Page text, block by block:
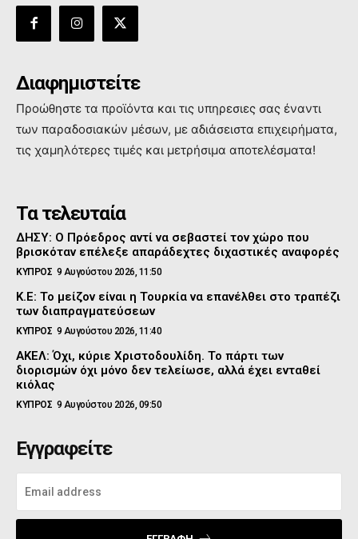
Διαφημιστείτε
Προώθηστε τα προϊόντα και τις υπηρεσιες σας έναντι
των παραδοσιακών μέσων, με αδιάσειστα επιχειρήματα,
τις χαμηλότερες τιμές και μετρήσιμα αποτελέσματα!
Τα τελευταία
ΔΗΣΥ: Ο Πρόεδρος αντί να σεβαστεί τον χώρο που
βρισκόταν επέλεξε απαράδεχτες διχαστικές αναφορές
ΚΥΠΡΟΣ 9 Αυγούστου 2026, 11:50
Κ.Ε: Το μείζον είναι η Τουρκία να επανέλθει στο τραπέζι
των διαπραγματεύσεων
ΚΥΠΡΟΣ 9 Αυγούστου 2026, 11:40
ΑΚΕΛ: Όχι, κύριε Χριστοδουλίδη. Το πάρτι των
διορισμών όχι μόνο δεν τελείωσε, αλλά έχει ενταθεί
κιόλας
ΚΥΠΡΟΣ 9 Αυγούστου 2026, 09:50
Εγγραφείτε